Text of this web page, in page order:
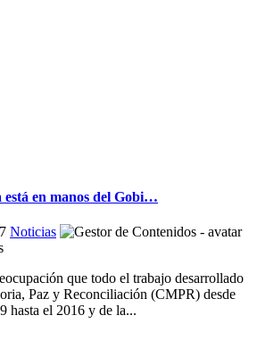
en manos del Gobi…
Noticias
que todo el trabajo desarrollado
Paz y Reconciliación (CMPR) desde
hasta el 2016 y de la...